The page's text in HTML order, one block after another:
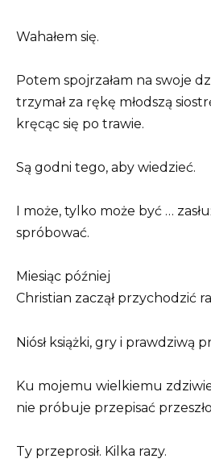
Wahałem się.
Potem spojrzałam na swoje
trzymał za rękę młodszą
kręcąc się po trawie.
Są godni tego, aby wiedzieć.
I może, tylko może być …
spróbować.
Miesiąc później
Christian zaczął przychodzić
Niósł książki, gry i prawdziwą
Ku mojemu wielkiemu
nie próbuje przepisać
Ty przeprosił. Kilka razy.